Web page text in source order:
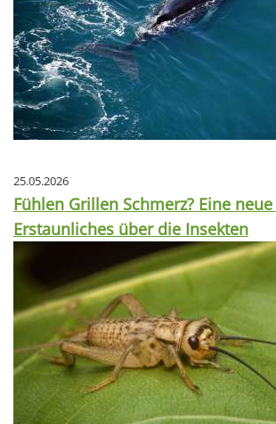
25.05.2026
Fühlen Grillen Schmerz? Eine
Erstaunliches über die Insekten